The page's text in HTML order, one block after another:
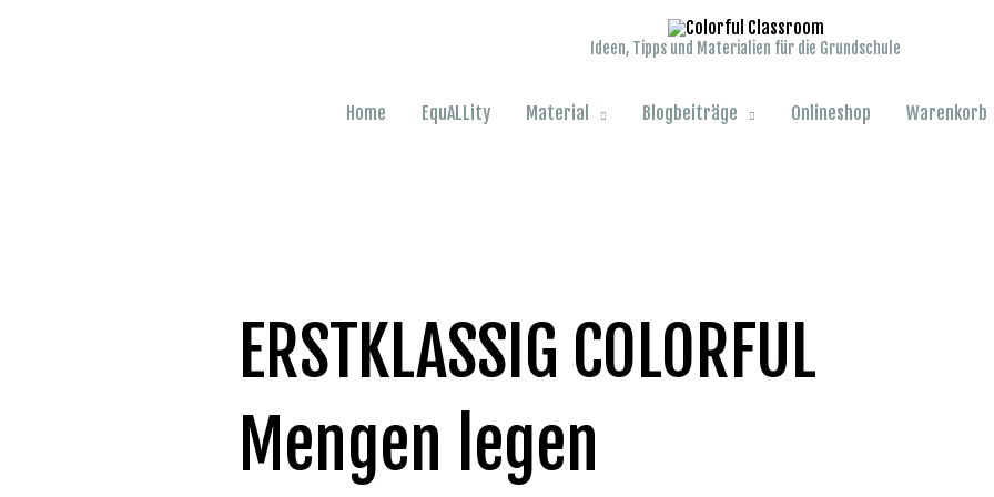
Ideen, Tipps und Materialien für die Grundschule
Home EquALLity Material Blogbeiträge Onlineshop Warenkorb
ERSTKLASSIG COLORFUL
Mengen legen